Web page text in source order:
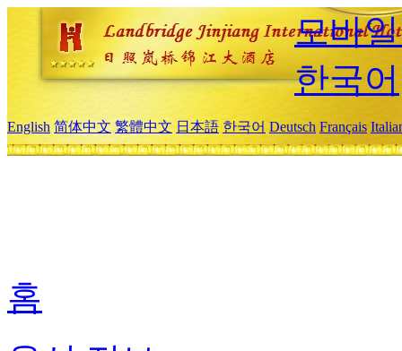
모바
한국어
English 简体中文 繁體中文 日本語 한국어 Deutsch Français
홈